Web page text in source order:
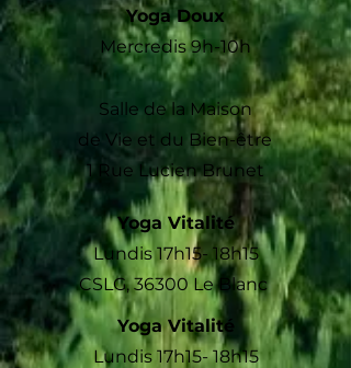
Yoga Doux
Mercredis9h-10h
Salle de la Maison
de Vie et du Bien-être
1 Rue Lucien Brunet
Yoga Vitalité
Lundis 17h15- 18h15
CSLG,36300 Le Blanc
Yoga Vitalité
Lundis 17h15- 18h15